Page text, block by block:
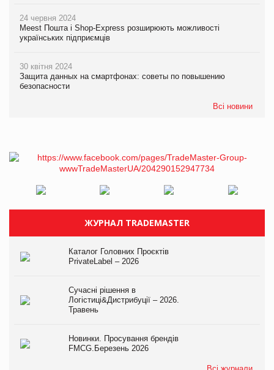
24 червня 2024
Meest Пошта і Shop-Express розширюють можливості
українських підприємців
30 квітня 2024
Защита данных на смартфонах: советы по повышению
безопасности
Всі новини
ЖУРНАЛ TRADEMASTER
Каталог Головних Проєктів
PrivateLabel – 2026
Сучасні рішення в
Логістиці&Дистрибуції – 2026.
Травень
Новинки. Просування брендів
FMCG.Березень 2026